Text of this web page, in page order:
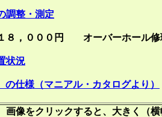
調整・測定
０００円 オーバーホール修
状況
仕様（マニアル・カタログより）
像をクリックすると、大きく（横